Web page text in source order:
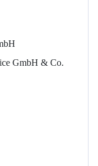
GmbH & Co.